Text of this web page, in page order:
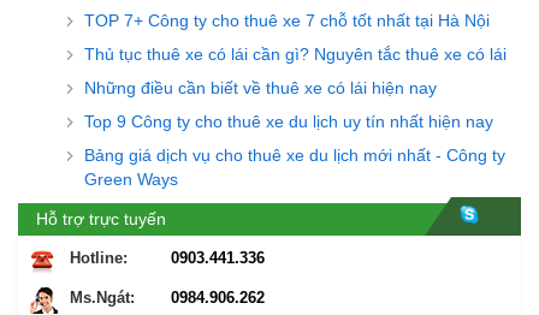
TOP 7+ Công ty cho thuê xe 7 chỗ tốt nhất tại Hà Nội
Thủ tục thuê xe có lái cần gì? Nguyên tắc thuê xe có lái
Những điều cần biết về thuê xe có lái hiện nay
Top 9 Công ty cho thuê xe du lịch uy tín nhất hiện nay
Bảng giá dịch vụ cho thuê xe du lịch mới nhất - Công ty
Green Ways
Hỗ trợ trực tuyến
Hotline: 0903.441.336
Ms.Ngát: 0984.906.262